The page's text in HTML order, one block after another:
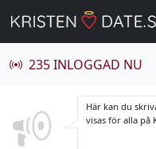
235 INLOGGAD NU
Här kan du
visas för alla på